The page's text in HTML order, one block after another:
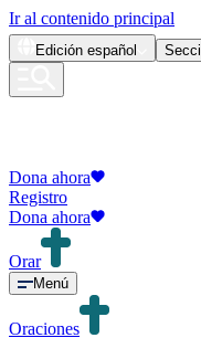
Ir al contenido principal
Edición español
Dona ahora
Registro
Dona ahora
Orar
Menú
Oraciones